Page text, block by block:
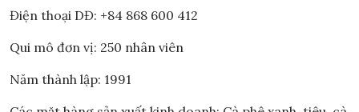
Điện thoại DĐ: +84 868 600 412
Qui mô đơn vị: 250 nhân viên
Năm thành lập: 1991